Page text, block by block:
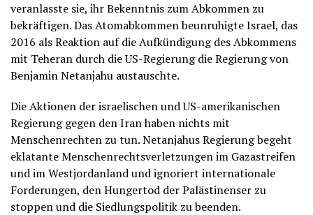
veranlasste sie, ihr Bekenntnis zum Abkommen zu
bekräftigen. Das Atomabkommen beunruhigte Israel, das
2016 als Reaktion auf die Aufkündigung des Abkommens
mit Teheran durch die US-Regierung die Regierung von
Benjamin Netanjahu austauschte.
Die Aktionen der israelischen und US-amerikanischen
Regierung gegen den Iran haben nichts mit
Menschenrechten zu tun. Netanjahus Regierung begeht
eklatante Menschenrechtsverletzungen im Gazastreifen
und im Westjordanland und ignoriert internationale
Forderungen, den Hungertod der Palästinenser zu
stoppen und die Siedlungspolitik zu beenden.